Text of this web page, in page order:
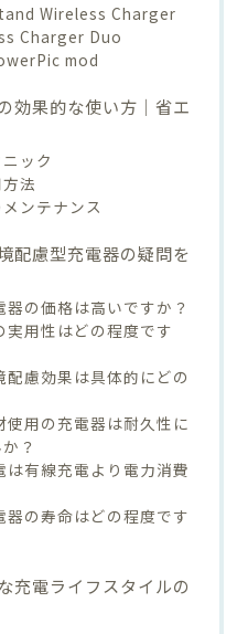
Wireless Charger
Charger Duo
mod
効果的な使い方｜省エ
ック
法
ンテナンス
配慮型充電器の疑問を
の価格は高いですか？
実用性はどの程度です
配慮効果は具体的にどの
使用の充電器は耐久性に
？
は有線充電より電力消費
器の寿命はどの程度です
充電ライフスタイルの